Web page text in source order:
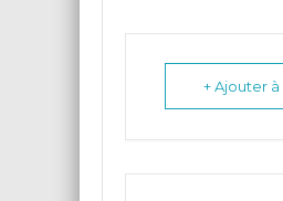
+ Ajouter